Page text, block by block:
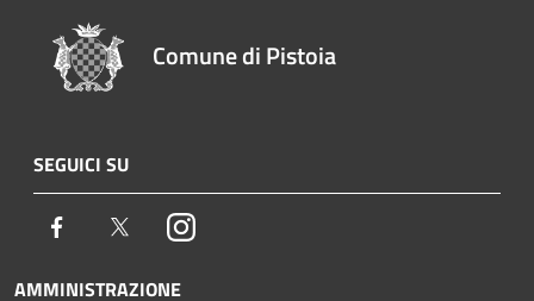
Comune di Pistoia
SEGUICI SU
Facebook TwitterInstagram
AMMINISTRAZIONE